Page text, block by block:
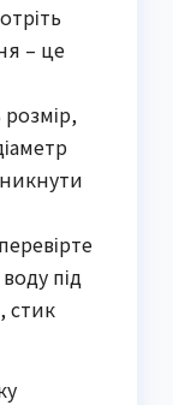
– це
під
стик